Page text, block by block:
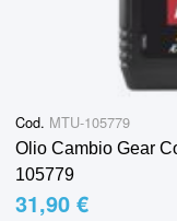
Cod. MTU-105779
Olio Cambio Gear
105779
31,90 €